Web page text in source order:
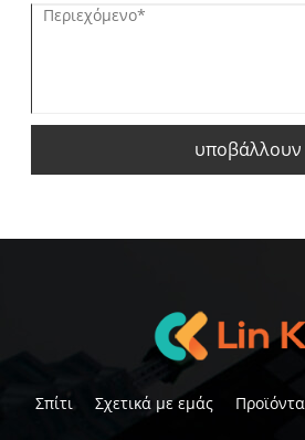
υποβάλλουν
Σπίτι Σχετικά με εμάς Προϊόντα